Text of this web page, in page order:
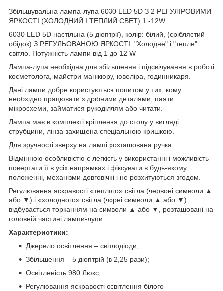
Збільшувальна лампа-лупа 6030 LED 5D З 2 РЕГУЛІРОВИМИ
ЯРКОСТІ (ХОЛОДНИЙ І ТЕПЛИЙ СВЕТ) 1 -12W
6030 LED 5D настільна (5 діоптрії), колір: білий, (сріблястий
обідок) З РЕГУЛЬОВАНОЮ ЯРКОСТІ. "Холодне" і "тепле"
світло. Потужність лампи від 1 до 12 W
Лампа-лупа необхідна для збільшення і підсвічування в роботі
косметолога, майстри манікюру, ювеліра, годинникаря.
Дані лампи добре користуються попитом у тих, кому
необхідно працювати з дрібними деталями, паяти
мікросхеми, займатися рукоділлям або читати.
Лампа має в комплекті кріплення до столу у вигляді
струбцини, лінза захищена спеціальною кришкою.
Для зручності зверху на лампі розташована ручка.
Відмінною особливістю є легкість у використанні і можливість
повертати її в усіх напрямках і фіксувати в будь-якому
положенні, механізми довговічні і не розхитуються згодом.
Регулювання яскравості «теплого» світла (червоні символи ▲
або ▼) і «холодного» світла (чорні символи ▲ або ▼)
відбувається торканням на символи ▲ або ▼, розташовані на
головній частині лампи-лупи.
Характеристики:
Джерело освітлення – світлодіоди;
Збільшення – 5 діоптрій (в 2,25 рази);
Освітленість 980 Люкс;
Регулювання яскравості освітлення білого